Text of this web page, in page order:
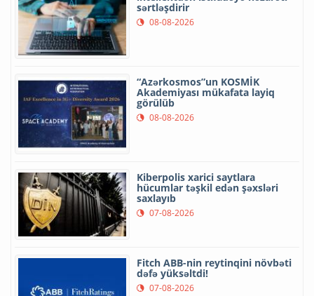
sərtləşdirir
08-08-2026
“Azərkosmos”un KOSMİK
Akademiyası mükafata layiq
görülüb
08-08-2026
Kiberpolis xarici saytlara
hücumlar təşkil edən şəxsləri
saxlayıb
07-08-2026
Fitch ABB-nin reytinqini növbəti
dəfə yüksəltdi!
07-08-2026